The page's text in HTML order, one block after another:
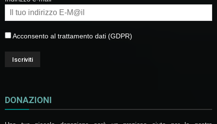
Acconsento al trattamento dati (GDPR)
DONAZIONI